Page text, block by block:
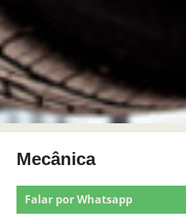
Mecânica
Falar por Whatsapp